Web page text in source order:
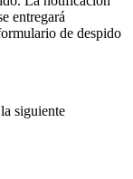
entregará
de despido
siguiente